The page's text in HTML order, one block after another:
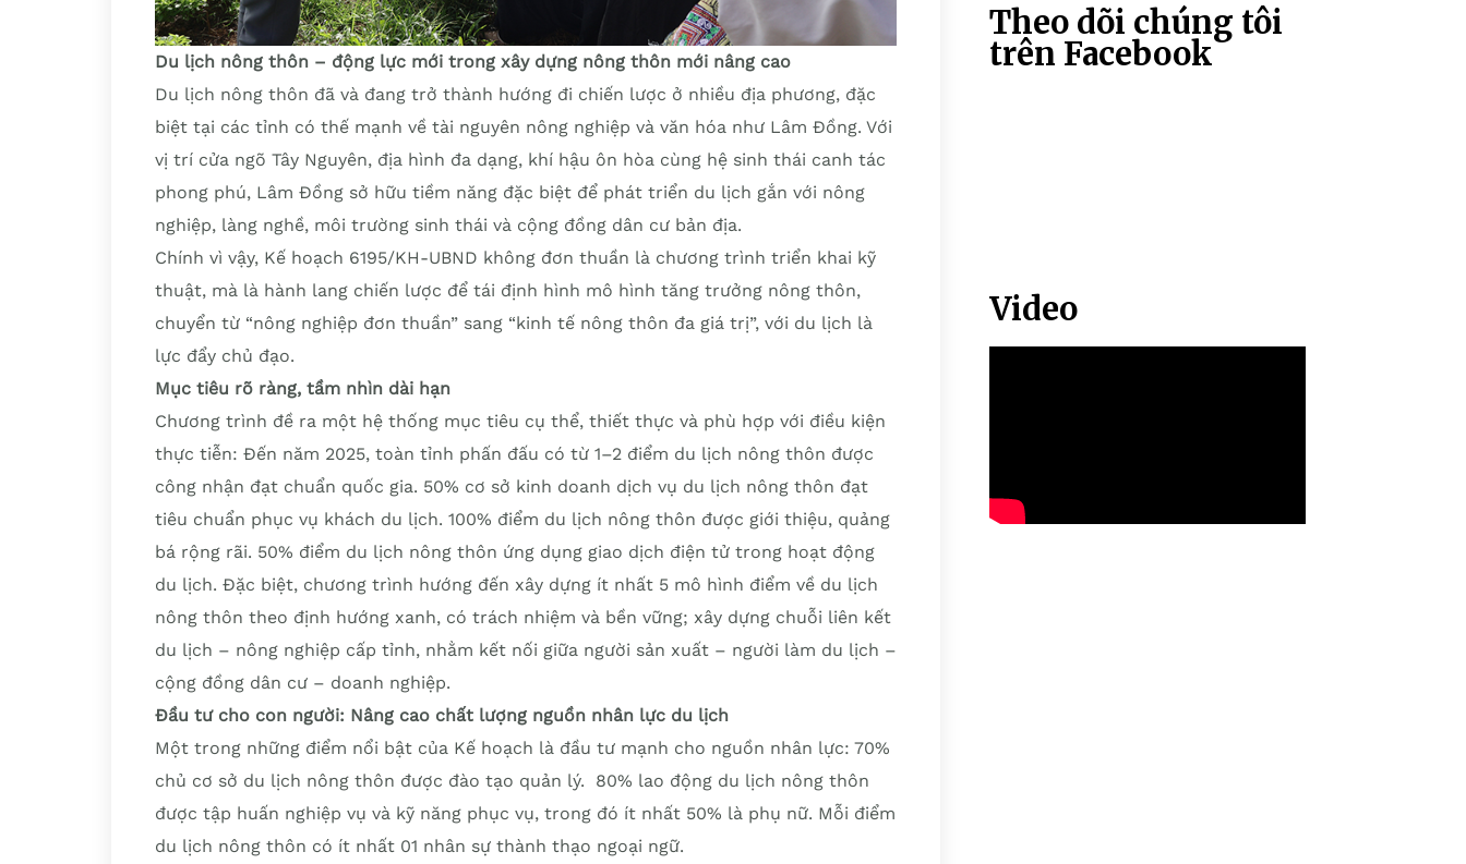
Du lịch nông thôn – động lực mới trong xây dựng nông thôn mới nâng cao
Du lịch nông thôn đã và đang trở thành hướng đi chiến lược ở nhiều địa phương, đặc
biệt tại các tỉnh có thế mạnh về tài nguyên nông nghiệp và văn hóa như Lâm Đồng. Với
vị trí cửa ngõ Tây Nguyên, địa hình đa dạng, khí hậu ôn hòa cùng hệ sinh thái canh tác
phong phú, Lâm Đồng sở hữu tiềm năng đặc biệt để phát triển du lịch gắn với nông
nghiệp, làng nghề, môi trường sinh thái và cộng đồng dân cư bản địa.
Chính vì vậy, Kế hoạch 6195/KH-UBND không đơn thuần là chương trình triển khai kỹ
thuật, mà là hành lang chiến lược để tái định hình mô hình tăng trưởng nông thôn,
chuyển từ “nông nghiệp đơn thuần” sang “kinh tế nông thôn đa giá trị”, với du lịch là
lực đẩy chủ đạo.
Mục tiêu rõ ràng, tầm nhìn dài hạn
Chương trình đề ra một hệ thống mục tiêu cụ thể, thiết thực và phù hợp với điều kiện
thực tiễn: Đến năm 2025, toàn tỉnh phấn đấu có từ 1–2 điểm du lịch nông thôn được
công nhận đạt chuẩn quốc gia. 50% cơ sở kinh doanh dịch vụ du lịch nông thôn đạt
tiêu chuẩn phục vụ khách du lịch. 100% điểm du lịch nông thôn được giới thiệu, quảng
bá rộng rãi. 50% điểm du lịch nông thôn ứng dụng giao dịch điện tử trong hoạt động
du lịch. Đặc biệt, chương trình hướng đến xây dựng ít nhất 5 mô hình điểm về du lịch
nông thôn theo định hướng xanh, có trách nhiệm và bền vững; xây dựng chuỗi liên kết
du lịch – nông nghiệp cấp tỉnh, nhằm kết nối giữa người sản xuất – người làm du lịch –
cộng đồng dân cư – doanh nghiệp.
Đầu tư cho con người: Nâng cao chất lượng nguồn nhân lực du lịch
Một trong những điểm nổi bật của Kế hoạch là đầu tư mạnh cho nguồn nhân lực: 70%
chủ cơ sở du lịch nông thôn được đào tạo quản lý. 80% lao động du lịch nông thôn
được tập huấn nghiệp vụ và kỹ năng phục vụ, trong đó ít nhất 50% là phụ nữ. Mỗi điểm
du lịch nông thôn có ít nhất 01 nhân sự thành thạo ngoại ngữ.
Theo dõi chúng tôi
trên Facebook
Video